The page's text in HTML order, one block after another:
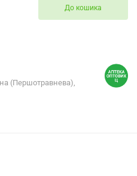
До кошика
(Першотравнева),